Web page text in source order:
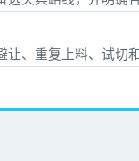
让、重复上料、试切